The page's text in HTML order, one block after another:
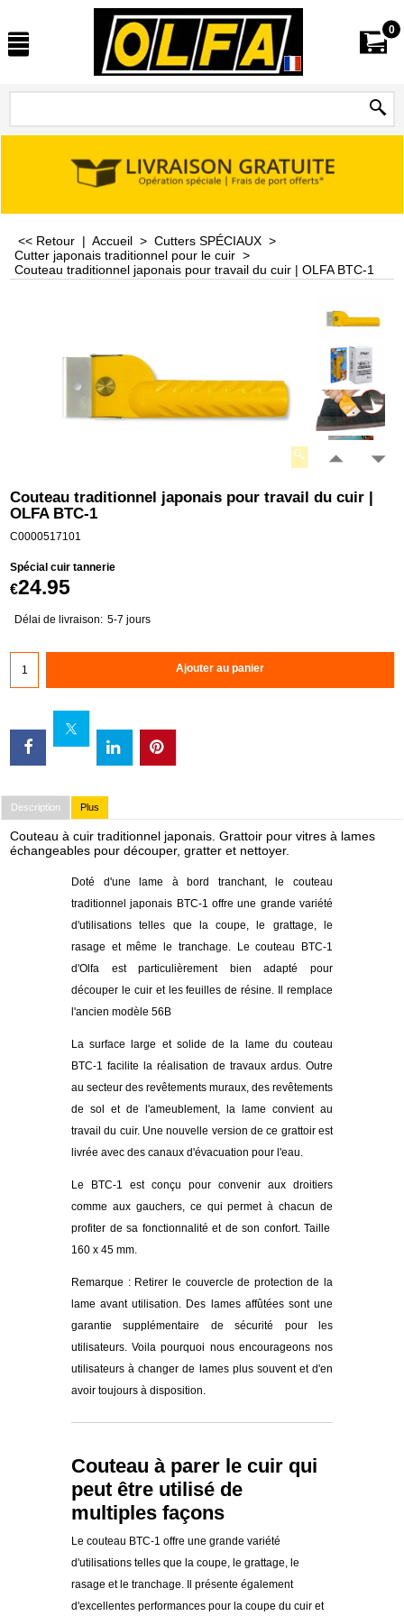
0
<< Retour | Accueil > Cutters SPÉCIAUX >
Cutter japonais traditionnel pour le cuir >
Couteau traditionnel japonais pour travail du cuir | OLFA BTC-1
Couteau traditionnel japonais pour travail du cuir |
OLFA BTC-1
C0000517101
Spécial cuir tannerie
€24.95
Délai de livraison: 5-7 jours
Ajouter au panier
Description Plus
Couteau à cuir traditionnel japonais. Grattoir pour vitres à lames
échangeables pour découper, gratter et nettoyer.
Doté d'une lame à bord tranchant, le couteau
traditionnel japonais BTC-1 offre une grande variété
d'utilisations telles que la coupe, le grattage, le
rasage et même le tranchage. Le couteau BTC-1
d'Olfa est particulièrement bien adapté pour
découper le cuir et les feuilles de résine. Il remplace
l'ancien modèle 56B
La surface large et solide de la lame du couteau
BTC-1 facilite la réalisation de travaux ardus. Outre
au secteur des revêtements muraux, des revêtements
de sol et de l'ameublement, la lame convient au
travail du cuir. Une nouvelle version de ce grattoir est
livrée avec des canaux d'évacuation pour l'eau.
Le BTC-1 est conçu pour convenir aux droitiers
comme aux gauchers, ce qui permet à chacun de
profiter de sa fonctionnalité et de son confort. Taille
160 x 45 mm.
Remarque : Retirer le couvercle de protection de la
lame avant utilisation. Des lames affûtées sont une
garantie supplémentaire de sécurité pour les
utilisateurs. Voila pourquoi nous encourageons nos
utilisateurs à changer de lames plus souvent et d'en
avoir toujours à disposition.
Couteau à parer le cuir qui
peut être utilisé de
multiples façons
Le couteau BTC-1 offre une grande variété
d'utilisations telles que la coupe, le grattage, le
rasage et le tranchage. Il présente également
d'excellentes performances pour la coupe du cuir et